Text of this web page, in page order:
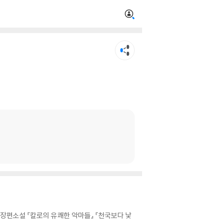
소설 『칼로의 유쾌한 악마들』 『천국보다 낯